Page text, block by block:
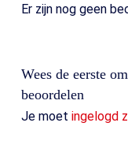
Er zijn nog geen
Wees de eerste
beoordelen
Je moet ingelogd